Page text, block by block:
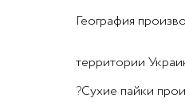
География
территории
?Сухие пайки